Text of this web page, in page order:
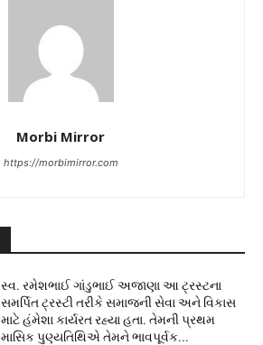
Morbi Mirror
https://morbimirror.com
સ્વ. રમેશભાઈ ગાંડુભાઈ અજાણા આ ટ્રસ્ટના
સમર્પિત ટ્રસ્ટી તરીકે સમાજની સેવા અને વિકાસ
માટે હંમેશા કાર્યરત રહ્યા હતા. તેમની પ્રથમ
માસિક પુણ્યતિથિએ તેમને ભાવપૂર્વક...